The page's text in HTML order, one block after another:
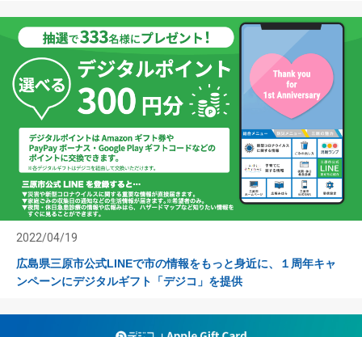
2022/04/19
広島県三原市公式LINEで市の情報をもっと身近に、１周年キャ
ンペーンにデジタルギフト「デジコ」を提供